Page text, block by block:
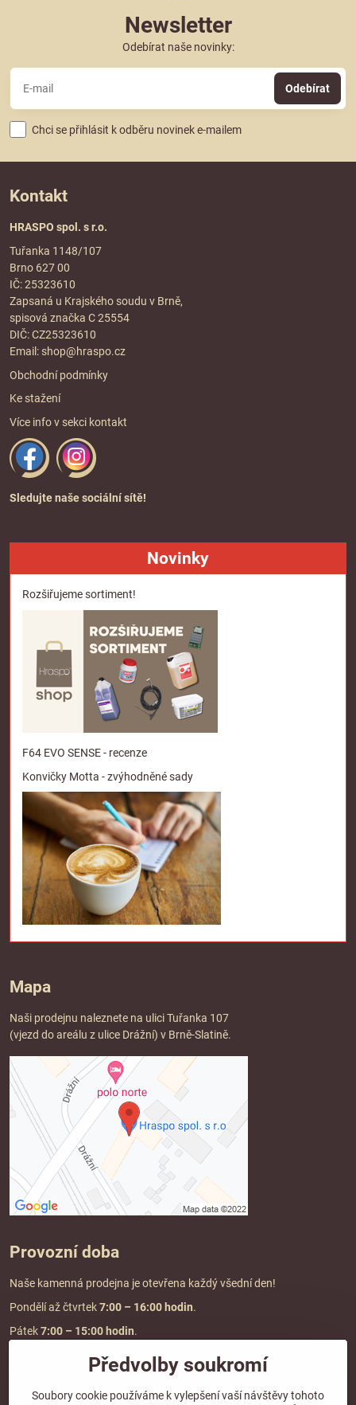
Newsletter
Odebírat naše novinky:
Odebírat
Chci se přihlásit k odběru novinek e-mailem
Kontakt
HRASPO spol. s r.o.
Tuřanka 1148/107
Brno 627 00
IČ: 25323610
Zapsaná u Krajského soudu v Brně,
spisová značka C 25554
DIČ: CZ25323610
Email: shop@hraspo.cz
Obchodní podmínky
Ke stažení
Více info v sekci kontakt
Sledujte naše sociální sítě!
Novinky
Rozšiřujeme sortiment!
F64 EVO SENSE - recenze
Konvičky Motta - zvýhodněné sady
Mapa
Naši prodejnu naleznete na ulici Tuřanka 107
(vjezd do areálu z ulice Drážní) v Brně-Slatině.
Provozní doba
Naše kamenná prodejna je otevřena každý všední den!
Pondělí až čtvrtek7:00 – 16:00 hodin.
Pátek7:00 – 15:00 hodin.
Doprava a platba
Předvolby soukromí
Soubory cookie používáme k vylepšení vaší návštěvy tohoto